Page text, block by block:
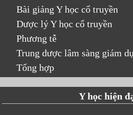
Bài giảng Y học cổ truyền
Dược lý Y học cổ truyền
Phương tễ
Trung dược lâm sàng giám
Tổng hợp
Y học hiện